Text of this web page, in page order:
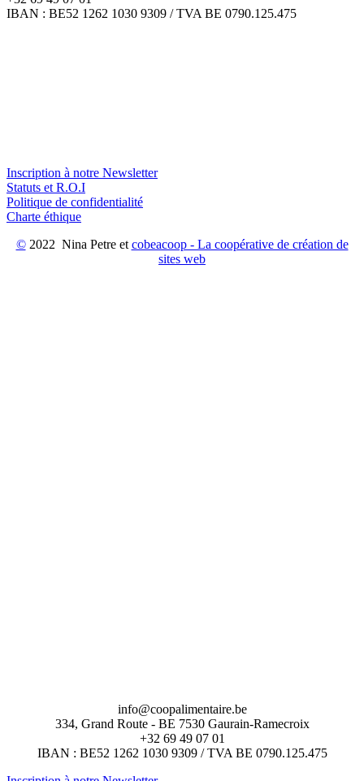
IBAN : BE52 1262 1030 9309 / TVA BE 0790.125.475
Inscription à notre Newsletter
Statuts et R.O.I
Politique de confidentialité
Charte éthique
©2022 Nina Petre et cobeacoop - La coopérative de création de
sites web
info@coopalimentaire.be
334, Grand Route - BE 7530 Gaurain-Ramecroix
+32 69 49 07 01
IBAN : BE52 1262 1030 9309 / TVA BE 0790.125.475